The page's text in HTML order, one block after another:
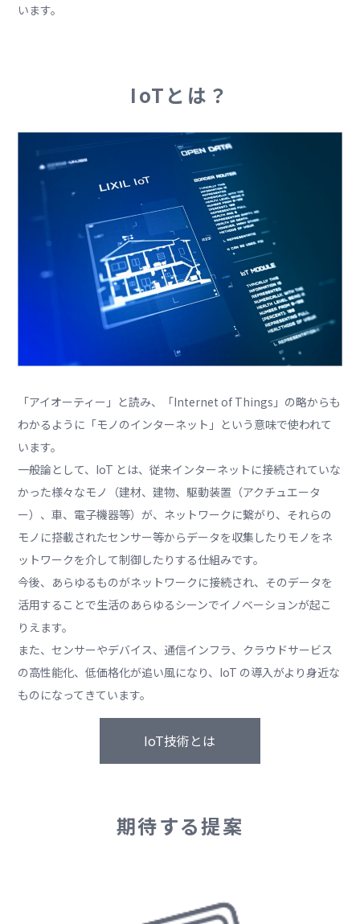
います。
IoTとは？
「アイオーティー」と読み、「Internet of Things」の略からも
わかるように「モノのインターネット」という意味で使われて
います。
一般論として、IoT とは、従来インターネットに接続されていな
かった様々なモノ（建材、建物、駆動装置（アクチュエータ
ー）、車、電子機器等）が、ネットワークに繋がり、それらの
モノに搭載されたセンサー等からデータを収集したりモノをネ
ットワークを介して制御したりする仕組みです。
今後、あらゆるものがネットワークに接続され、そのデータを
活用することで生活のあらゆるシーンでイノベーションが起こ
りえます。
また、センサーやデバイス、通信インフラ、クラウドサービス
の高性能化、低価格化が追い風になり、IoT の導入がより身近な
ものになってきています。
IoT技術とは
期待する提案